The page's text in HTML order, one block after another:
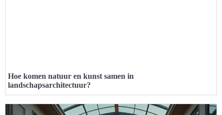
Hoe komen natuur en kunst samen in
landschapsarchitectuur?